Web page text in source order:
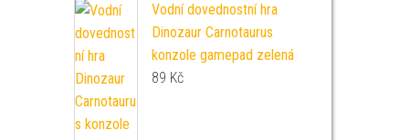
Vodní dovednostní hra
Dinozaur Carnotaurus
konzole gamepad zelená
89 Kč